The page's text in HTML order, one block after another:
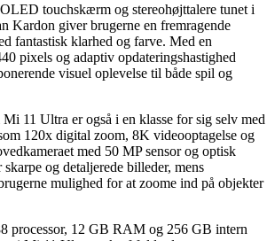
touchskærm og stereohøjttalere tunet i
Kardon giver brugerne en fremragende
fantastisk klarhed og farve. Med en
pixels og adaptiv opdateringshastighed
visuel oplevelse til både spil og
11 Ultra er også i en klasse for sig selv med
120x digital zoom, 8K videooptagelse og
med 50 MP sensor og optisk
og detaljerede billeder, mens
mulighed for at zoome ind på objekter
processor, 12 GB RAM og 256 GB intern